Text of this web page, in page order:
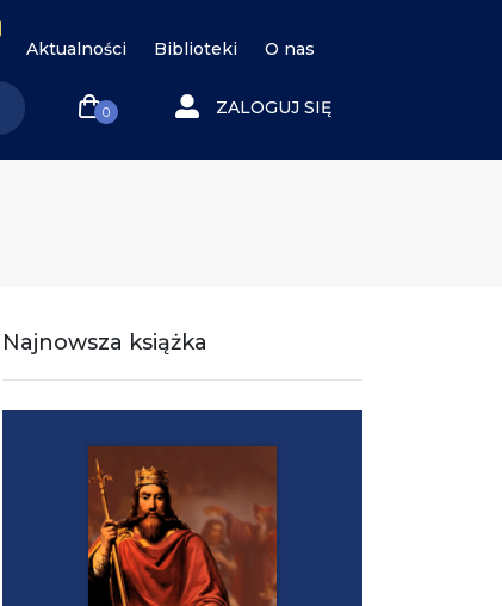
Aktualności Biblioteki O nas
0 ZALOGUJ SIĘ
Najnowsza książka